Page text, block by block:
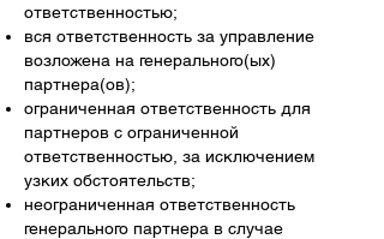
ответственностью;
вся ответственность за управление
возложена на генерального(ых)
партнера(ов);
ограниченная ответственность для
партнеров с ограниченной
ответственностью, за исключением
узких обстоятельств;
неограниченная ответственность
генерального партнера в случае